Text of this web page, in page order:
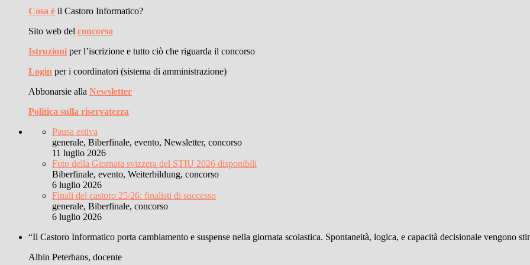
Cosa è il Castoro Informatico?
Sito web del concorso
Istruzioni per l’iscrizione e tutto ciò che riguarda il concorso
Login per i coordinatori (sistema di amministrazione)
Abbonarsie alla Newsletter
Politica sulla riservatezza
Pausa estiva
generale, Biberfinale, evento, Newsletter, concorso
11 luglio 2026
Foto della Giornata svizzera del STIU 2026 disponibili
Biberfinale, evento, Weiterbildung, concorso
6 luglio 2026
Finali del castoro 25/26: finalisti di successo
generale, Biberfinale, concorso
6 luglio 2026
“Il Castoro Informatico porta cambiamento e suspense nella giornata scolastica. Spontaneità, logica, e capacità decisionale vengono
Albin Peterhans, docente